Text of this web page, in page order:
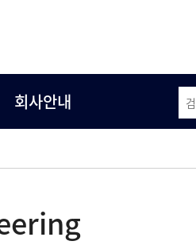
회사안내